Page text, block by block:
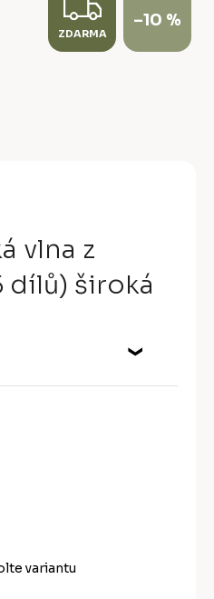
vlna z
dílů) široká
variantu
Z
D
ZDARMA
–10 %